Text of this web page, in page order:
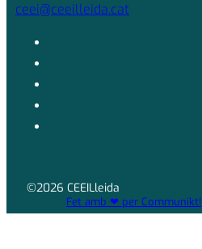
ceei@ceeilleida.cat
©2026 CEEILleida
Fet amb ❤ per Communikt!